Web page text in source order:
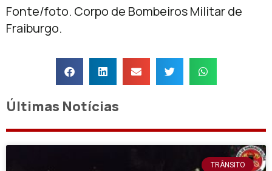
Fonte/foto. Corpo de Bombeiros Militar de
Fraiburgo.
Últimas Notícias
TRÂNSITO